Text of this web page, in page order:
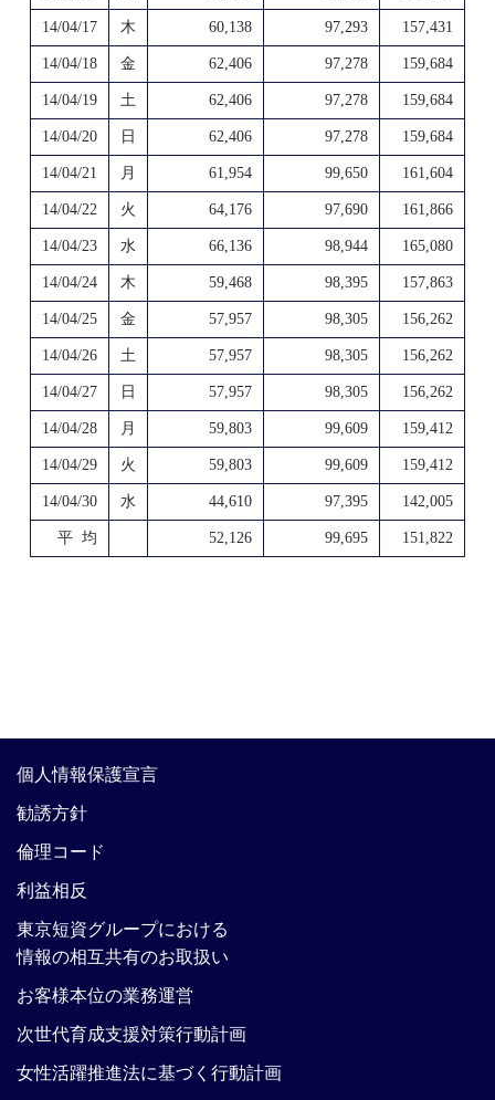
14/04/17 木 60,138 97,293 157,431
14/04/18 金 62,406 97,278 159,684
14/04/19 土 62,406 97,278 159,684
14/04/20 日 62,406 97,278 159,684
14/04/21 月 61,954 99,650 161,604
14/04/22 火 64,176 97,690 161,866
14/04/23 水 66,136 98,944 165,080
14/04/24 木 59,468 98,395 157,863
14/04/25 金 57,957 98,305 156,262
14/04/26 土 57,957 98,305 156,262
14/04/27 日 57,957 98,305 156,262
14/04/28 月 59,803 99,609 159,412
14/04/29 火 59,803 99,609 159,412
14/04/30 水 44,610 97,395 142,005
平 均 52,126 99,695 151,822
個人情報保護宣言
勧誘方針
倫理コード
利益相反
東京短資グループにおける
情報の相互共有のお取扱い
お客様本位の業務運営
次世代育成支援対策行動計画
女性活躍推進法に基づく行動計画